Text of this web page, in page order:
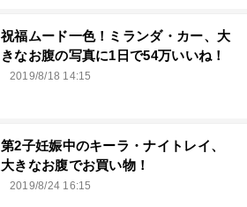
祝福ムード一色！ミランダ・カー、大
きなお腹の写真に1日で54万いいね！
2019/8/18 14:15
第2子妊娠中のキーラ・ナイトレイ、
大きなお腹でお買い物！
2019/8/24 16:15